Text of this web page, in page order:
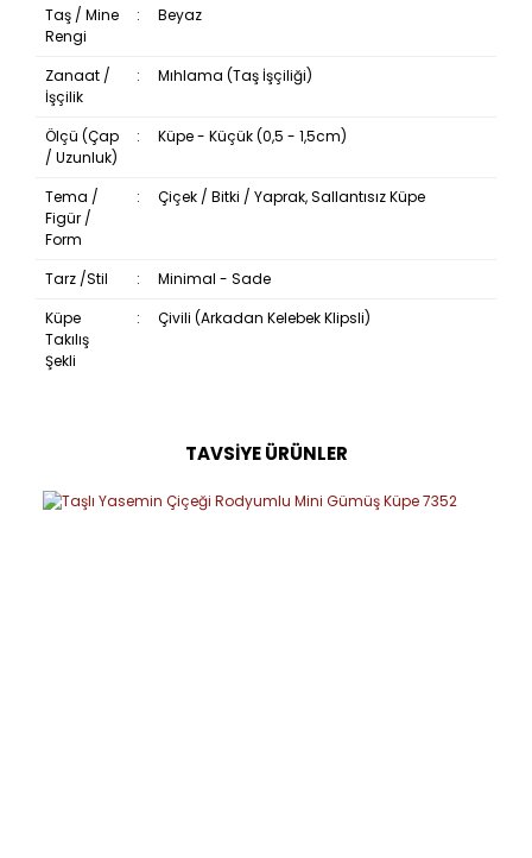
Taş / Mine
Rengi
: Beyaz
Zanaat /
İşçilik
: Mıhlama (Taş İşçiliği)
Ölçü (Çap
/ Uzunluk)
: Küpe - Küçük (0,5 - 1,5cm)
Tema /
Figür /
Form
: Çiçek / Bitki / Yaprak, Sallantısız Küpe
Tarz /Stil :
Minimal - Sade
Küpe
Takılış
Şekli
: Çivili (Arkadan Kelebek Klipsli)
TAVSİYE ÜRÜNLER